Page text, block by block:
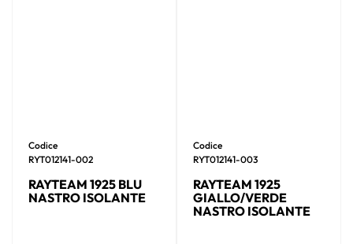
Codice
RYT012141-002
RAYTEAM 1925 BLU
NASTRO ISOLANTE
Codice
RYT012141-003
RAYTEAM 1925
GIALLO/VERDE
NASTRO ISOLANTE